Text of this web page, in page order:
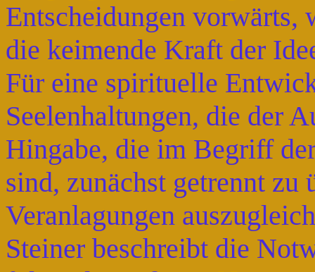
Entscheidungen vorwärts,
die keimende Kraft der
Für eine spirituelle
Seelenhaltungen, die der
Hingabe, die im Begriff
sind, zunächst getrennt
Veranlagungen
Steiner beschreibt die